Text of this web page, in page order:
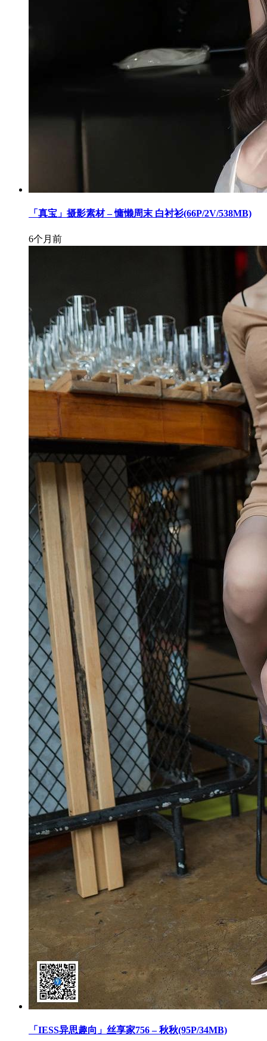
「真宝」摄影素材 – 慵懒周末 白衬衫(66P/2V/538MB)
6个月前
「IESS异思趣向」丝享家756 – 秋秋(95P/34MB)